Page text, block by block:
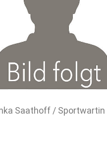
Saathoff / Sportwartin